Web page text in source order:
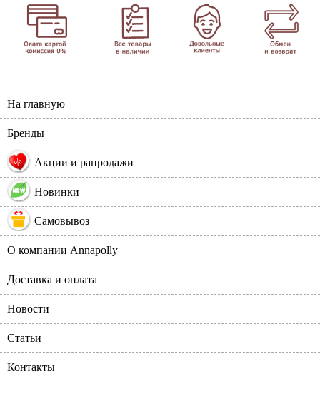
На главную
Бренды
% Акции и рапродажи
Новинки
Самовывоз
О компании Annapolly
Доставка и оплата
Новости
Статьи
Контакты